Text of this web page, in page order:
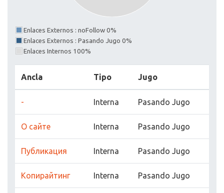
Enlaces Externos : noFollow 0%
Enlaces Externos : Pasando Jugo 0%
Enlaces Internos 100%
Ancla Tipo Jugo
- Interna Pasando Jugo
О сайте Interna Pasando Jugo
Публикация Interna Pasando Jugo
Копирайтинг Interna Pasando Jugo